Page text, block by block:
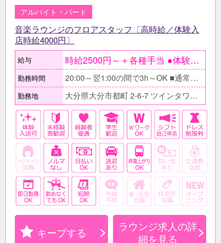
アルバイト・パート
音楽ラウンジのフロアスタッフ〔高時給／体験入
店時給4000円〕
給与 時給2500円～＋各種手当 ●体験入店時給4000円 ○しっかり稼ぎたいフリーター 時給2500円×1日5h×月21日 ＝月収26万2500円 ●会社帰りに働く30代女性 時給2500円×1日3h×月12日 ＝月収9万円
勤務時間 20:00～翌1:00の間で3h～OK ■通常のアルバイトよりも高時給だから短い時間でたくさん稼げます。 □短時間勤務もOKだから融通が効きます。 ■あなたのライフスタイルに合わせて無理なく働けます。
勤務地 大分県大分市都町 2-6-7 ツインタワービル 4F
キープする
ラウンジ求人の詳
細を見る